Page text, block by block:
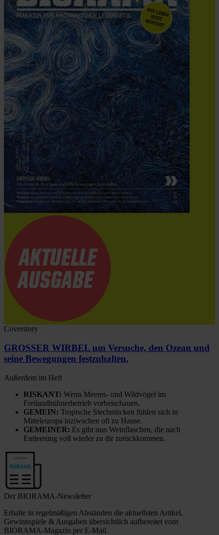
Coverstory
GROSSER WIRBEL um Versuche, den Ozean und
seine Bewegungen festzuhalten.
Außerdem im Heft
RISKANT: Wenn Meeres- und Wildvögel im
Freilandhühnerbetrieb vorbeischauen.
GEMEIN: Tropische Stechmücken fühlen sich in
Mitteleuropa inziwschen oft zu Hause.
GEMEINER: Es gibt nun Weinflaschen, die nach
Entleerung voll wieder zu dir zurückkommen.
Der BIORAMA-Newsletter
Erhalte in regelmäßigen Abständen die aktuellsten Artikel,
Gewinnspiele & Ausgaben übersichtlich aufbereitet vom
BIORAMA-Magazin per E-Mail.